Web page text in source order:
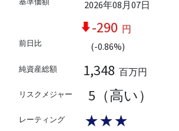
2026年08月07日
前日比
-290 円
(-0.86%)
純資産総額 1,348 百万円
リスクメジャー 5（高い）
レーティング ★★★